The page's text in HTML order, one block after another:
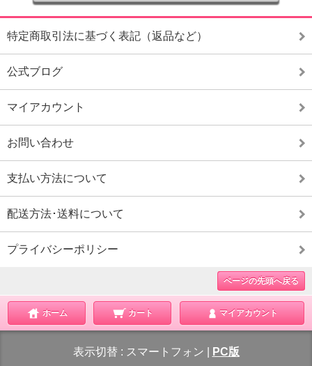
特定商取引法に基づく表記（返品など）
公式ブログ
マイアカウント
お問い合わせ
支払い方法について
配送方法･送料について
プライバシーポリシー
ページの先頭へ戻る
ホーム カート マイアカウント
表示切替 : スマートフォン PC版